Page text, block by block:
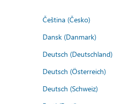
Čeština (Česko)
Dansk (Danmark)
Deutsch (Deutschland)
Deutsch (Österreich)
Deutsch (Schweiz)